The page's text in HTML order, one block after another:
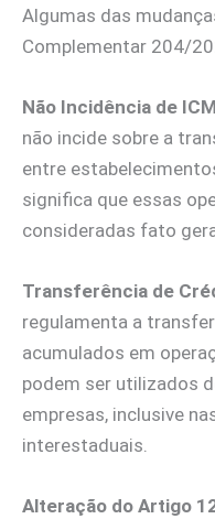
Algumas das
Complementar 204/
Não Incidência de
não incide sobre a
entre
significa que essas
consideradas fato
Transferência de
regulamenta a
acumulados em
podem ser utilizados
empresas, inclusive
interestaduais.
Alteração do Artigo